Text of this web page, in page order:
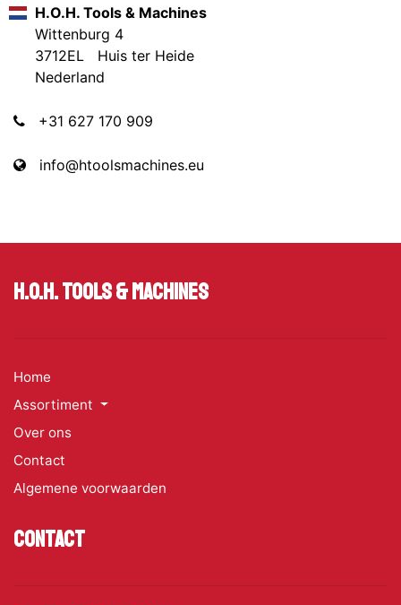
H.O.H. Tools & Machines
Wittenburg 4
3712EL Huis ter Heide
Nederland
+31 627 170 909
info@htoolsmachines.eu
H.O.H. Tools & Machines
Home
Assortiment
Over ons
Contact
Algemene voorwaarden
Contact